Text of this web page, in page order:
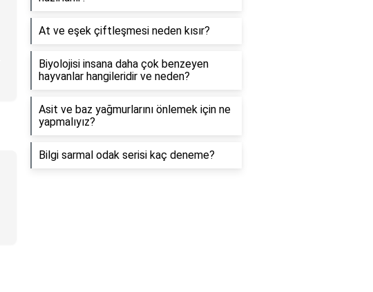
At ve eşek çiftleşmesi neden kısır?
Biyolojisi insana daha çok benzeyen
hayvanlar hangileridir ve neden?
Asit ve baz yağmurlarını önlemek için ne
yapmalıyız?
Bilgi sarmal odak serisi kaç deneme?